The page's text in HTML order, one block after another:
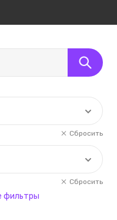
Сбросить
Сбросить
фильтры